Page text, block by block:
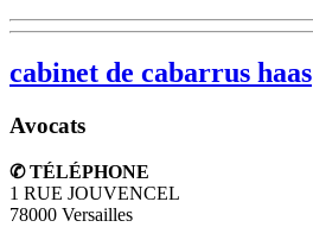
cabinet de cabarrus haas
Avocats
✆ TÉLÉPHONE
1 RUE JOUVENCEL
78000 Versailles